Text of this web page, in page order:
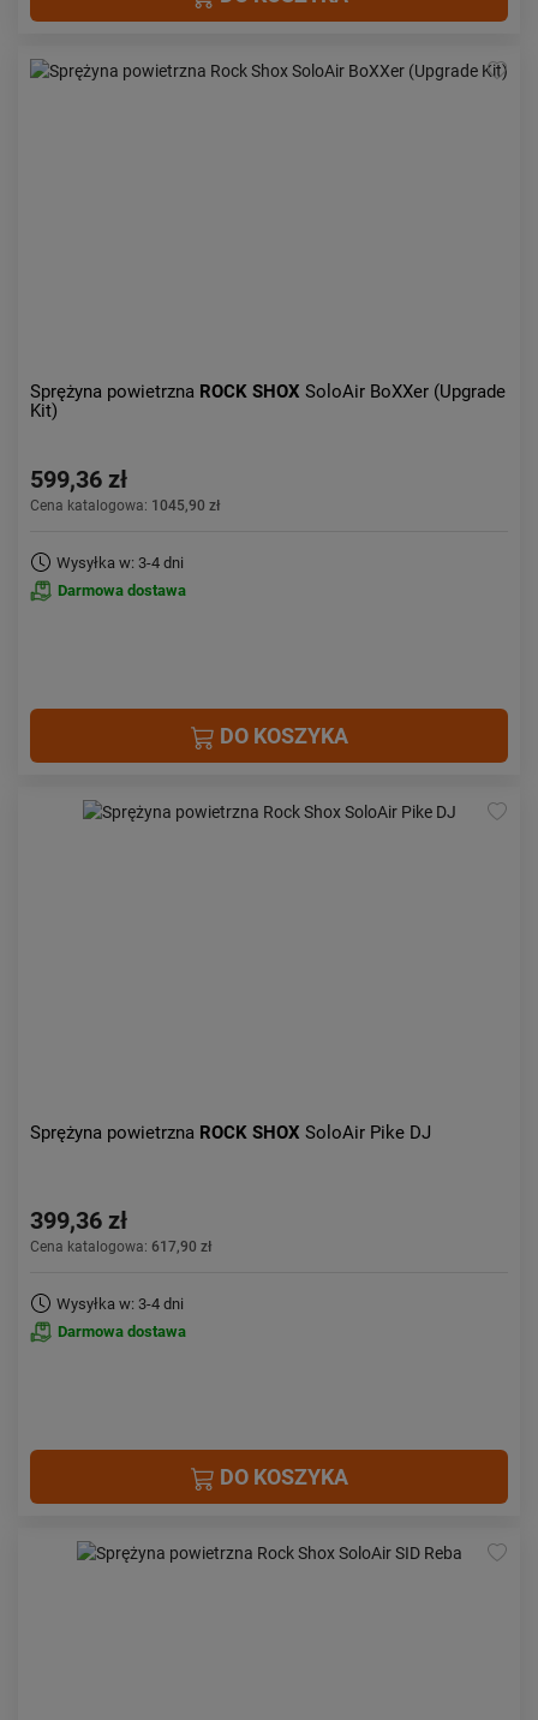
Sprężyna powietrzna ROCK SHOX SoloAir BoXXer (Upgrade
Kit)
599,36 zł
Cena katalogowa: 1045,90 zł
Wysyłka w: 3-4 dni
Darmowa dostawa
DO KOSZYKA
Sprężyna powietrzna ROCK SHOX SoloAir Pike DJ
399,36 zł
Cena katalogowa: 617,90 zł
Wysyłka w: 3-4 dni
Darmowa dostawa
DO KOSZYKA